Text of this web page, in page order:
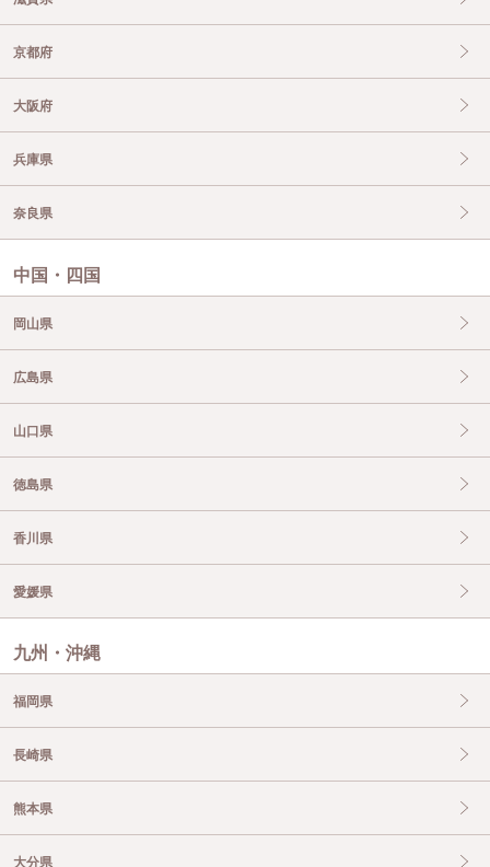
京都府
大阪府
兵庫県
奈良県
中国・四国
岡山県
広島県
山口県
徳島県
香川県
愛媛県
九州・沖縄
福岡県
長崎県
熊本県
大分県